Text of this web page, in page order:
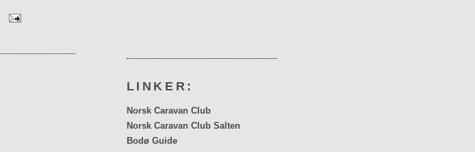
LINKER:
Norsk Caravan Club
Norsk Caravan Club Salten
Bodø Guide